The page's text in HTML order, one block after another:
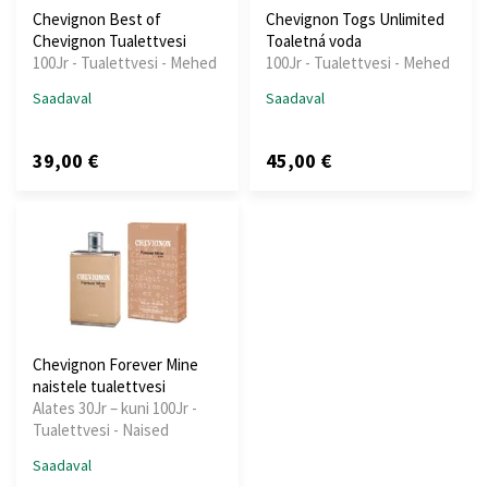
Chevignon Best of
Chevignon Tualettvesi
100Jr - Tualettvesi - Mehed
Saadaval
39,00 €
Chevignon Togs Unlimited
Toaletná voda
100Jr - Tualettvesi - Mehed
Saadaval
45,00 €
Chevignon Forever Mine
naistele tualettvesi
Alates 30Jr – kuni 100Jr -
Tualettvesi - Naised
Saadaval